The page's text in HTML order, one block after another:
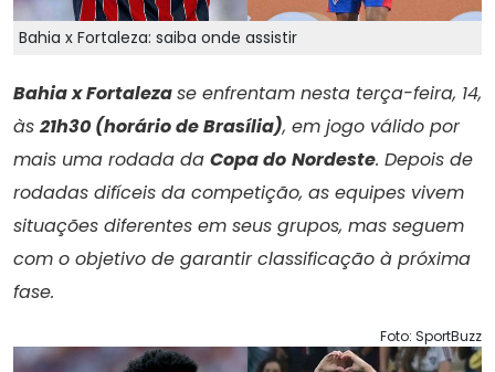
Bahia x Fortaleza: saiba onde assistir
Bahia x Fortalezase enfrentam nesta terça-feira, 14,
às 21h30 (horário de Brasília), em jogo válido por
mais uma rodada da Copa do Nordeste. Depois de
rodadas difíceis da competição, as equipes vivem
situações diferentes em seus grupos, mas seguem
com o objetivo de garantir classificação à próxima
fase.
Foto: SportBuzz